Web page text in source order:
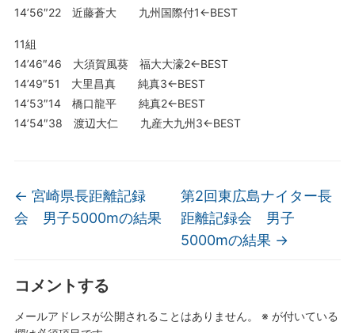
14’56″22 近藤蒼大 九州国際付1←BEST
11組
14’46″46 大須賀風葵 福大大濠2←BEST
14’49″51 大里昌真 純真3←BEST
14’53″14 橋口龍平 純真2←BEST
14’54″38 渡辺大仁 九産大九州3←BEST
← 宮崎県長距離記録
会 男子5000mの結果
第2回東広島ナイター長
距離記録会 男子
5000mの結果 →
コメントする
メールアドレスが公開されることはありません。 ※ が付いている